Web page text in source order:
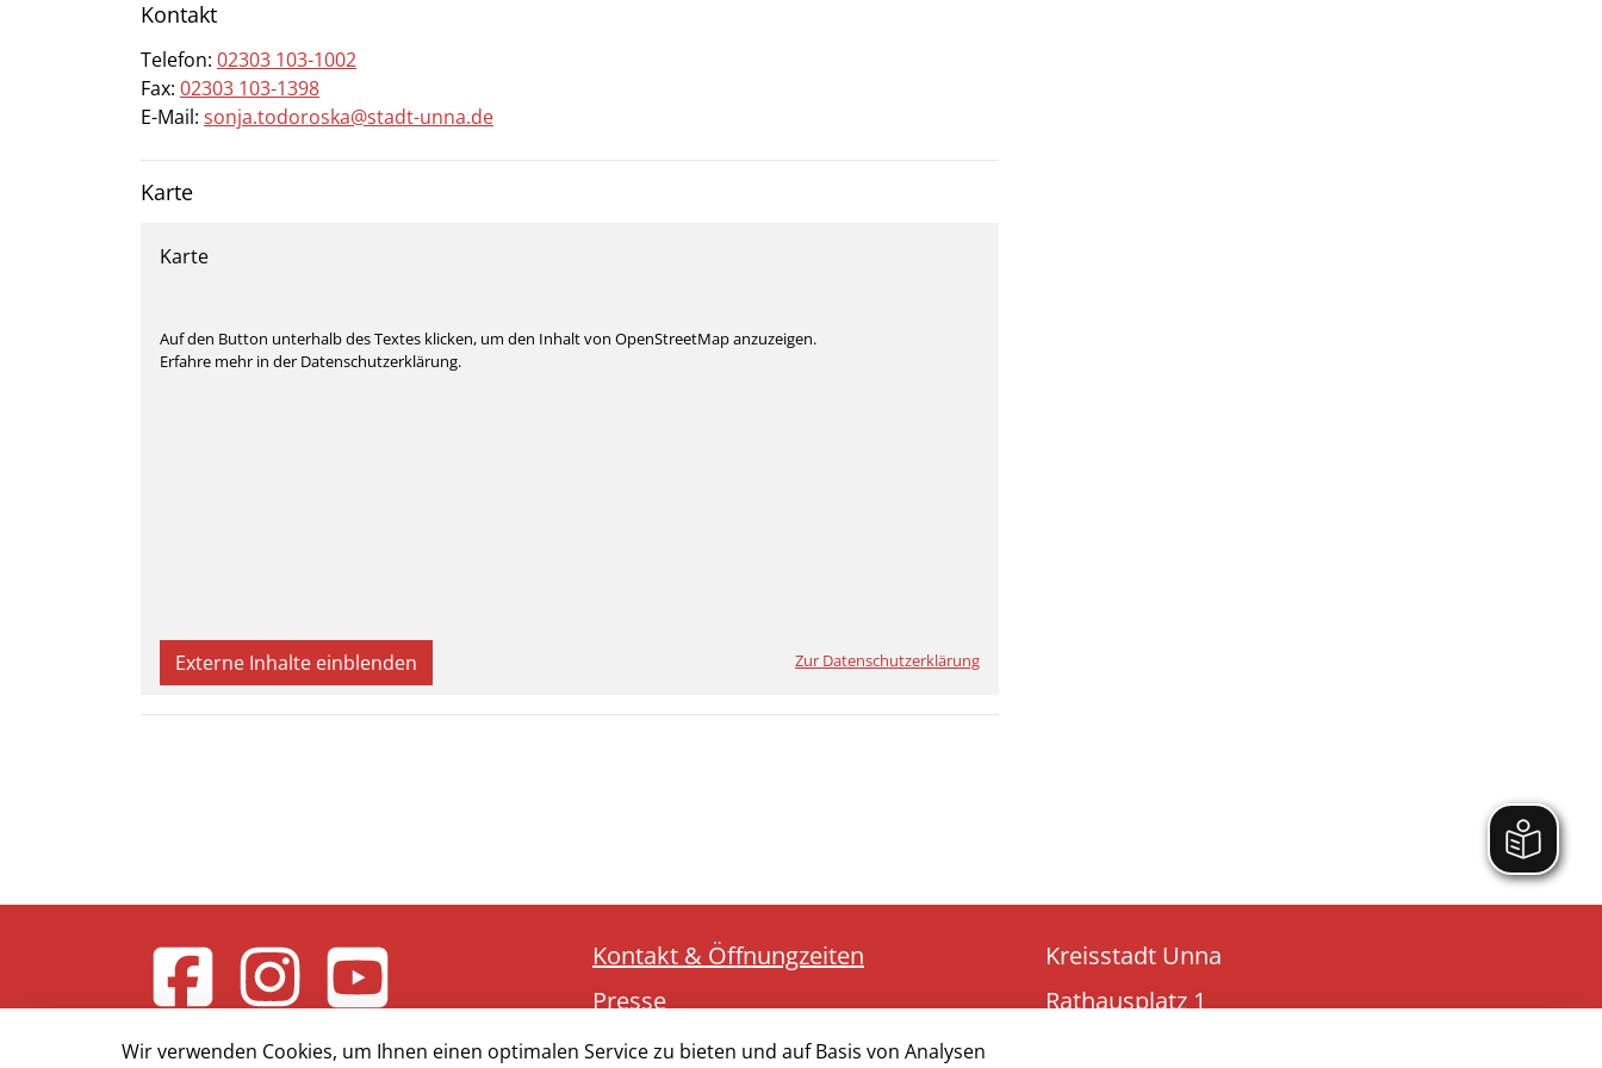
Kontakt
Telefon: 02303 103-1002
Fax: 02303 103-1398
E-Mail: sonja.todoroska@stadt-unna.de
Karte
Karte
Auf den Button unterhalb des Textes klicken, um den Inhalt von OpenStreetMap anzuzeigen.
Erfahre mehr in der Datenschutzerklärung.
Externe Inhalte einblenden Zur Datenschutzerklärung
Kontakt & Öffnungzeiten
Presse
Impressum
Kreisstadt Unna
Rathausplatz 1
Wir verwenden Cookies, um Ihnen einen optimalen Service zu bieten und auf Basis von Analysen